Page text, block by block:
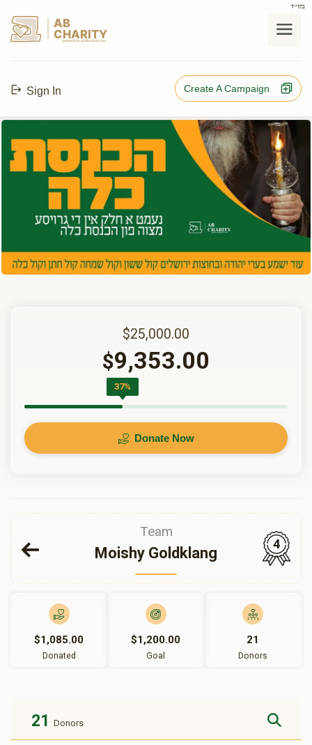
בס"ד
AB
CHARITY
powerd by ahblicklive.com
Sign In Create A Campaign
$25,000.00
$9,353.00
37%
Donate Now
Team
Moishy Goldklang
4
$1,085.00
Donated
$1,200.00
Goal
21
Donors
21 Donors